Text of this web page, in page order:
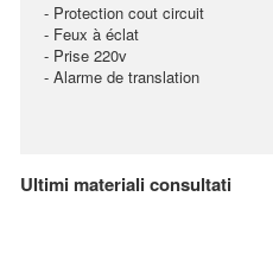
- Protection cout circuit
- Feux à éclat
- Prise 220v
- Alarme de translation
Ultimi materiali consultati